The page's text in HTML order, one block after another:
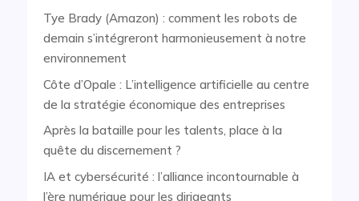
Tye Brady (Amazon) : comment les robots de
demain s’intégreront harmonieusement à notre
environnement
Côte d’Opale : L’intelligence artificielle au centre
de la stratégie économique des entreprises
Après la bataille pour les talents, place à la
quête du discernement ?
IA et cybersécurité : l’alliance incontournable à
l’ère numérique pour les dirigeants